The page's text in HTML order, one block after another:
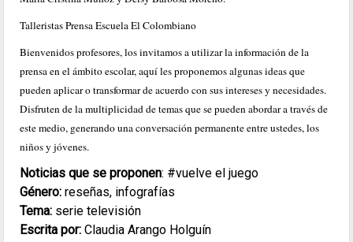
Talleristas Prensa Escuela El Colombiano
Bienvenidos profesores, los invitamos a utilizar la información de la
prensa en el ámbito escolar, aquí les proponemos algunas ideas que
pueden aplicar o transformar de acuerdo con sus intereses y necesidades.
Disfruten de la multiplicidad de temas que se pueden abordar a través de
este medio, generando una conversación permanente entre ustedes, los
niños y jóvenes.
Noticias que se proponen: #vuelve el juego
Género: reseñas, infografías
Tema: serie televisión
Escrita por: Claudia Arango Holguín